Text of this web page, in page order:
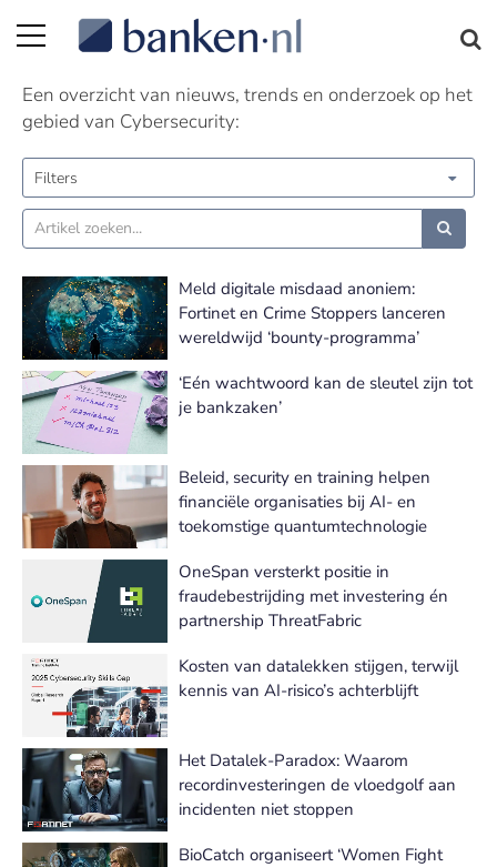
Cybersecurity nieuws | Pagina 2
Een overzicht van nieuws, trends en onderzoek op het
gebied van Cybersecurity:
Filters
Meld digitale misdaad anoniem:
Fortinet en Crime Stoppers lanceren
wereldwijd ‘bounty-programma’
‘Eén wachtwoord kan de sleutel zijn tot
je bankzaken’
Beleid, security en training helpen
financiële organisaties bij AI- en
toekomstige quantumtechnologie
OneSpan versterkt positie in
fraudebestrijding met investering én
partnership ThreatFabric
Kosten van datalekken stijgen, terwijl
kennis van AI-risico’s achterblijft
Het Datalek-Paradox: Waarom
recordinvesteringen de vloedgolf aan
incidenten niet stoppen
BioCatch organiseert ‘Women Fight